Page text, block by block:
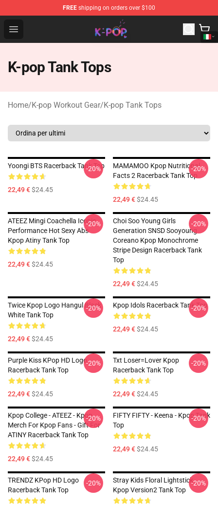
FREE shipping on orders over $100
Open menu
K-pop Store - Official K-pop Merchandise Shop
K-pop Tank Tops
Home/K-pop Workout Gear/K-pop Tank Tops
Yoongi BTS Racerback Tank Top
22,49 €$24.45
-20%
MAMAMOO Kpop Nutritional
Facts 2 Racerback Tank Top
22,49 €$24.45
-20%
ATEEZ Mingi Coachella Iconic
Performance Hot Sexy Abs
Kpop Atiny Tank Top
22,49 €$24.45
-20%
Choi Soo Young Girls
Generation SNSD Sooyoung
Coreano Kpop Monochrome
Stripe Design Racerback Tank
Top
22,49 €$24.45
-20%
Twice Kpop Logo Hangul Black
White Tank Top
22,49 €$24.45
-20% Kpop Idols Racerback Tank Top
22,49 €$24.45
-20%
Purple Kiss KPop HD Logo
Racerback Tank Top
22,49 €$24.45
-20%
Txt Loser=lover Kpop
Racerback Tank Top
22,49 €$24.45
-20%
Kpop College - ATEEZ - Kpop
Merch For Kpop Fans - Gift For
ATINY Racerback Tank Top
22,49 €$24.45
-20%
FIFTY FIFTY - Keena - Kpop Tank
Top
22,49 €$24.45
-20%
TRENDZ KPop HD Logo
Racerback Tank Top
-20%
Stray Kids Floral Lightstick
Kpop Version2 Tank Top
-20%